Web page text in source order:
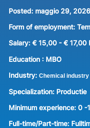
Posted: maggio 29, 2026
Form of employment:
Salary: € 15,00 - € 17,00
Education : MBO
Industry: Chemical industry
Specialization: Productie
Minimum experience: 0 -
Full-time/Part-time: